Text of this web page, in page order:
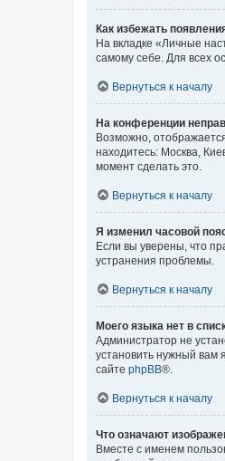
Как избежать
На вкладке «Личные
самому себе. Для всех
Вернуться к началу
На конференции
Возможно,
находитесь: Москва,
момент сделать это.
Вернуться к началу
Я изменил часовой
Если вы уверены, что
устранения проблемы.
Вернуться к началу
Моего языка нет в
Администратор не
установить нужный вам
сайте phpBB®.
Вернуться к началу
Что означают
Вместе с именем